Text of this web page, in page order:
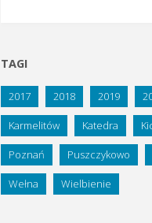
TAGI
2017 2018 2019
Karmelitów Katedra
Poznań Puszczykowo
Wełna Wielbienie